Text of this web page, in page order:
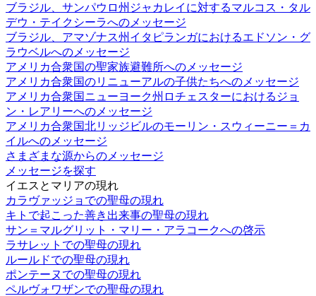
ブラジル、サンパウロ州ジャカレイに対するマルコス・タル
デウ・テイクシーラへのメッセージ
ブラジル、アマゾナス州イタピランガにおけるエドソン・グ
ラウベルへのメッセージ
アメリカ合衆国の聖家族避難所へのメッセージ
アメリカ合衆国のリニューアルの子供たちへのメッセージ
アメリカ合衆国ニューヨーク州ロチェスターにおけるジョ
ン・レアリーへのメッセージ
アメリカ合衆国北リッジビルのモーリン・スウィーニー＝カ
イルへのメッセージ
さまざまな源からのメッセージ
メッセージを探す
イエスとマリアの現れ
カラヴァッジョでの聖母の現れ
キトで起こった善き出来事の聖母の現れ
サン＝マルグリット・マリー・アラコークへの啓示
ラサレットでの聖母の現れ
ルールドでの聖母の現れ
ポンテーヌでの聖母の現れ
ペルヴォワザンでの聖母の現れ